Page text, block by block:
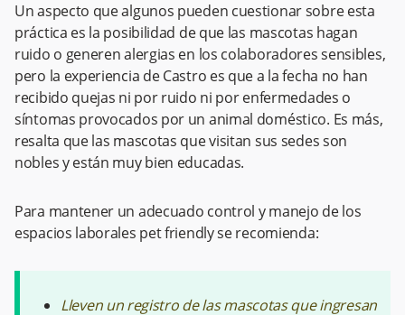
Un aspecto que algunos pueden cuestionar sobre esta
práctica es la posibilidad de que las mascotas hagan
ruido o generen alergias en los colaboradores sensibles,
pero la experiencia de Castro es que a la fecha no han
recibido quejas ni por ruido ni por enfermedades o
síntomas provocados por un animal doméstico. Es más,
resalta que las mascotas que visitan sus sedes son
nobles y están muy bien educadas.
Para mantener un adecuado control y manejo de los
espacios laborales pet friendly se recomienda:
Lleven un registro de las mascotas que ingresan